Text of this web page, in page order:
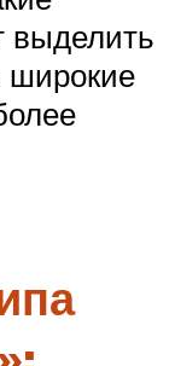
выделить
широкие